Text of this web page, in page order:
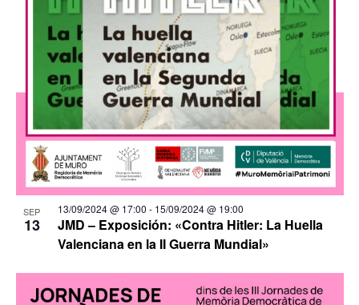
SEP
13
JMD – Exposición: «Contra Hitler: La Huella
Valenciana en la II Guerra Mundial»
13/09/2024 @ 17:00 - 15/09/2024 @ 19:00